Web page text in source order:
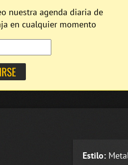
nuestra agenda diaria de
en cualquier momento
Estilo: